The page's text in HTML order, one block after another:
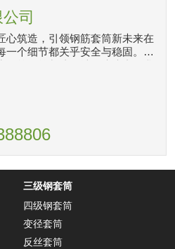
司
心筑造，引领钢筋套筒新未来在
一个细节都关乎安全与稳固。重
高品质钢筋套筒的研发与生
我们对品质的执着追求和对安全
三级钢套筒
四级钢套筒
变径套筒
反丝套筒